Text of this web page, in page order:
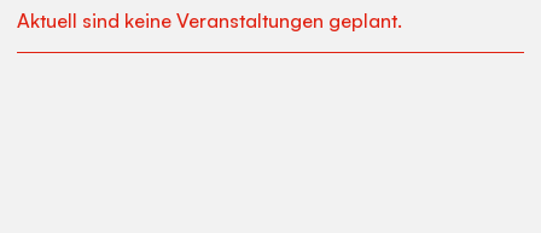
Aktuell sind keine Veranstaltungen geplant.